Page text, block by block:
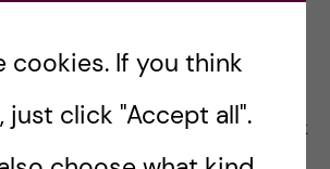
the Nobel week and even if the
the core remains: it is a week
cookies. If you think
just click "Accept all".